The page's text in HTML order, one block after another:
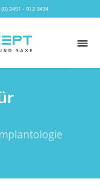
(0) 2451 - 912 3434